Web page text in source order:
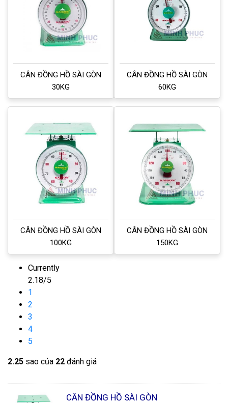
CÂN ĐỒNG HỒ SÀI GÒN
30KG
CÂN ĐỒNG HỒ SÀI GÒN
60KG
CÂN ĐỒNG HỒ SÀI GÒN
100KG
CÂN ĐỒNG HỒ SÀI GÒN
150KG
Currently
2.18/5
1
2
3
4
5
2.25 sao của 22 đánh giá
CÂN ĐỒNG HỒ SÀI GÒN